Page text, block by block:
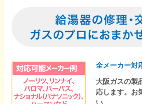
全メーカー対
大阪ガスの製
応します。お